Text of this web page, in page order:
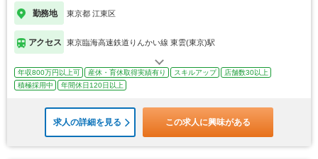
勤務地 東京都 江東区
アクセス 東京臨海高速鉄道りんかい線 東雲(東京)駅
年収800万円以上可 産休・育休取得実績有り スキルアップ
店舗数30以上
積極採用中
年間休日120日以上
求人の詳細を見る この求人に興味がある